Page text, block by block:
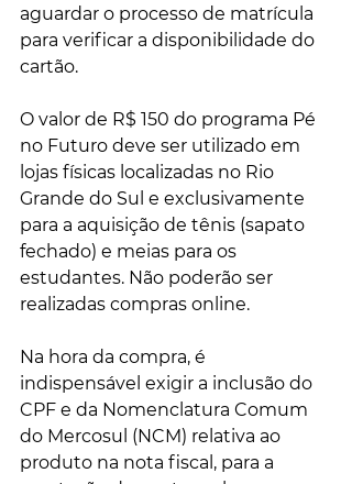
aguardar o processo de matrícula
para verificar a disponibilidade do
cartão.
O valor de R$ 150 do programa Pé
no Futuro deve ser utilizado em
lojas físicas localizadas no Rio
Grande do Sul e exclusivamente
para a aquisição de tênis (sapato
fechado) e meias para os
estudantes. Não poderão ser
realizadas compras online.
Na hora da compra, é
indispensável exigir a inclusão do
CPF e da Nomenclatura Comum
do Mercosul (NCM) relativa ao
produto na nota fiscal, para a